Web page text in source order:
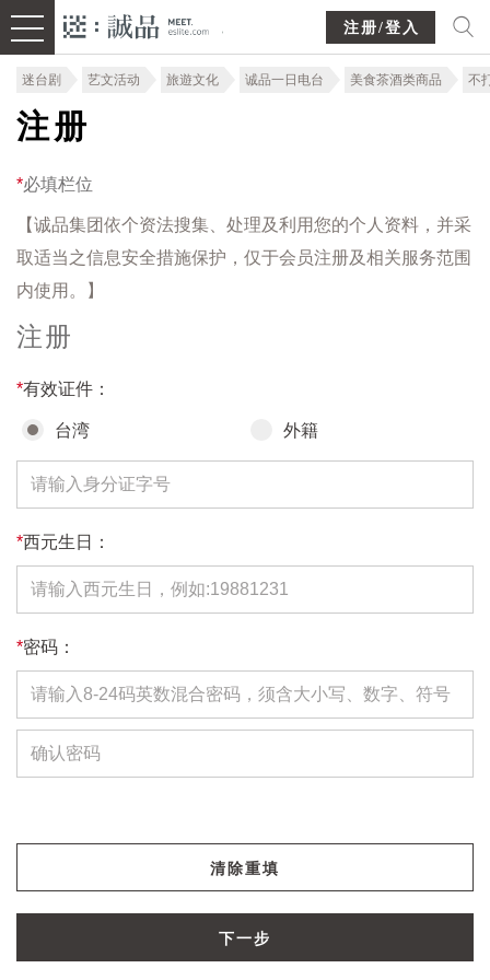
注册/登入
迷台剧 艺文活动 旅遊文化 诚品一日电台 美食茶酒类商品 不
注册
*必填栏位
【诚品集团依个资法搜集、处理及利用您的个人资料，并采
取适当之信息安全措施保护，仅于会员注册及相关服务范围
内使用。】
注册
*有效证件：
台湾 外籍
*西元生日：
*密码：